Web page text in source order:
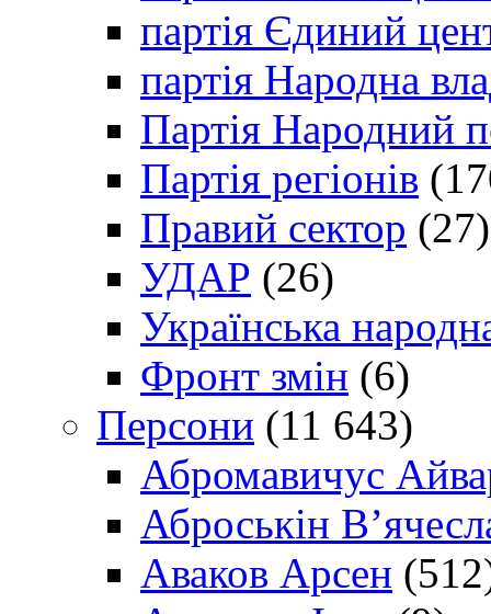
партія Єдиний
партія Народна
Партія Народний
Партія регіонів
Правий сектор (27)
УДАР (26)
Українська
Фронт змін (6)
Персони (11 643)
Абромавичус
Аброськін
Аваков Арсен